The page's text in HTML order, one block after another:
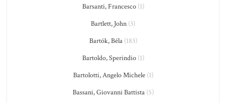
Barsanti, Francesco(1)
Bartlett, John (3)
Bartók, Béla(183)
Bartoldo, Sperindio(1)
Bartolotti, Angelo Michele(1)
Bassani, Giovanni Battista(5)